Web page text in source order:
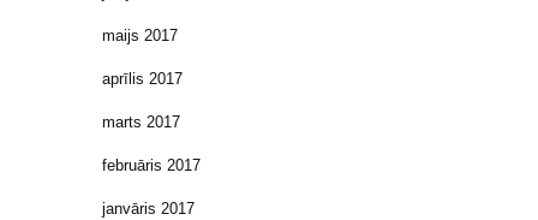
maijs 2017
aprīlis 2017
marts 2017
februāris 2017
janvāris 2017